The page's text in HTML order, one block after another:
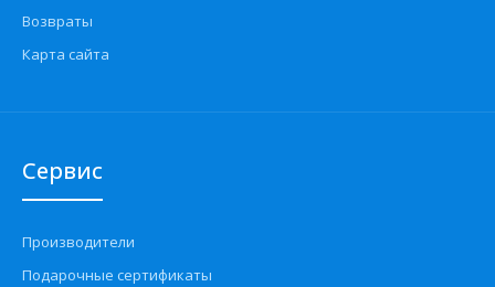
Возвраты
Карта сайта
Сервис
Производители
Подарочные сертификаты